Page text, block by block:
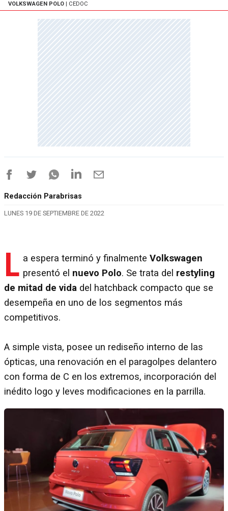
VOLKSWAGEN POLO | CEDOC
Redacción Parabrisas
LUNES 19 DE SEPTIEMBRE DE 2022
L a espera terminó y finalmente Volkswagen
presentó el nuevo Polo. Se trata del restyling
de mitad de vida del hatchback compacto que se
desempeña en uno de los segmentos más
competitivos.
A simple vista, posee un rediseño interno de las
ópticas, una renovación en el paragolpes delantero
con forma de C en los extremos, incorporación del
inédito logo y leves modificaciones en la parrilla.